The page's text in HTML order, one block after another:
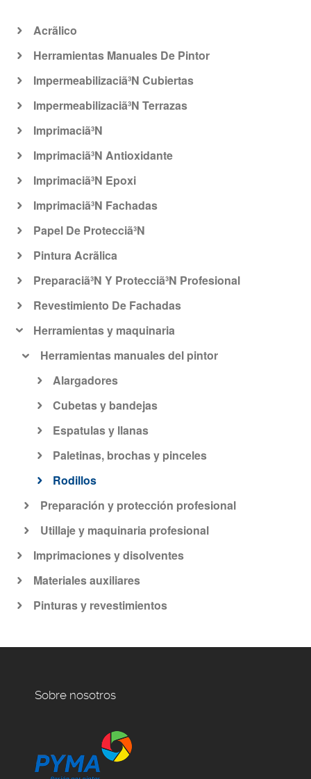
Acrã­lico
Herramientas Manuales De Pintor
Impermeabilizaciã³N Cubiertas
Impermeabilizaciã³N Terrazas
Imprimaciã³N
Imprimaciã³N Antioxidante
Imprimaciã³N Epoxi
Imprimaciã³N Fachadas
Papel De Protecciã³N
Pintura Acrã­lica
Preparaciã³N Y Protecciã³N Profesional
Revestimiento De Fachadas
Herramientas y maquinaria
Herramientas manuales del pintor
Alargadores
Cubetas y bandejas
Espatulas y llanas
Paletinas, brochas y pinceles
Rodillos
Preparación y protección profesional
Utillaje y maquinaria profesional
Imprimaciones y disolventes
Materiales auxiliares
Pinturas y revestimientos
Sobre nosotros